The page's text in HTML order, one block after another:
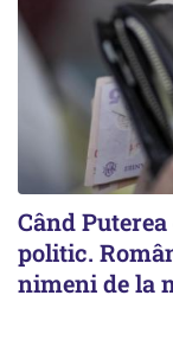
Când
politic.
nimeni de la